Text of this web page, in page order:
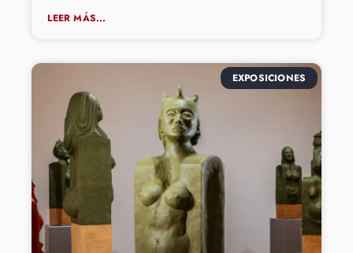
LEER MÁS...
EXPOSICIONES